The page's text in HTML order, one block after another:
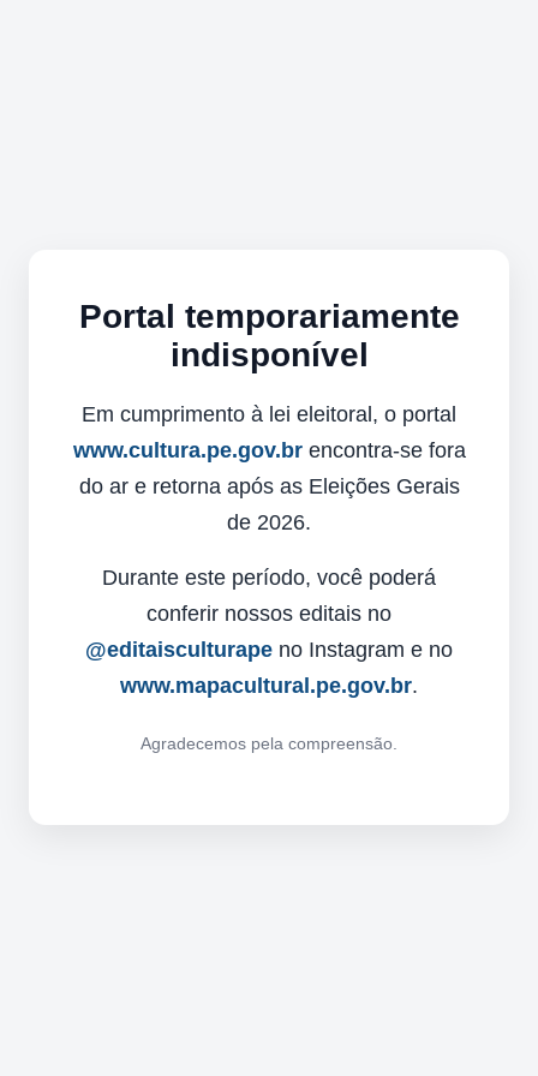
Portal temporariamente
indisponível
Em cumprimento à lei eleitoral, o portal
www.cultura.pe.gov.brencontra-se fora
do ar e retorna após as Eleições Gerais
de 2026.
Durante este período, você poderá
conferir nossos editais no
@editaisculturape no Instagram e no
www.mapacultural.pe.gov.br.
Agradecemos pela compreensão.